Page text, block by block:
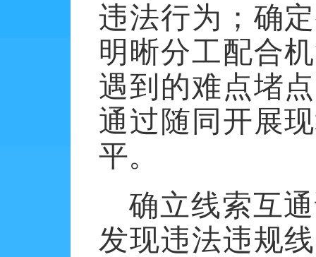
违法行为；确
明晰分工配合
遇到的难点堵
通过随同开展
平。
确立线索互
发现违法违规